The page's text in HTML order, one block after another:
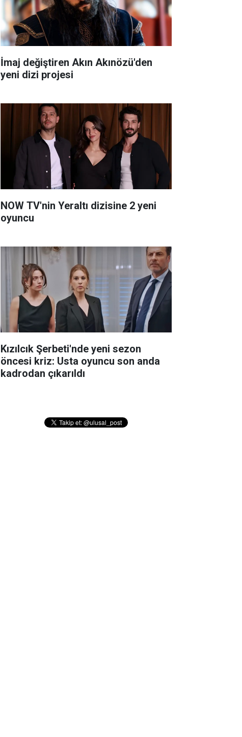
İmaj değiştiren Akın Akınözü'den
yeni dizi projesi
NOW TV'nin Yeraltı dizisine 2 yeni
oyuncu
Kızılcık Şerbeti'nde yeni sezon
öncesi kriz: Usta oyuncu son anda
kadrodan çıkarıldı